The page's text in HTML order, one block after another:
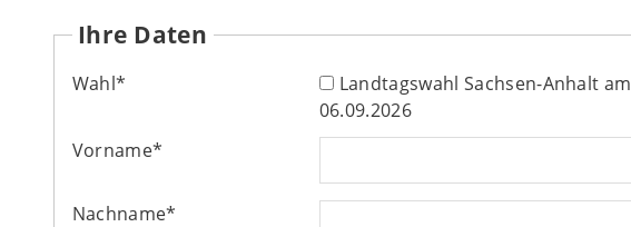
Ihre Daten
Wahl*
Landtagswahl Sachsen-Anhalt am
06.09.2026
Vorname*
Nachname*